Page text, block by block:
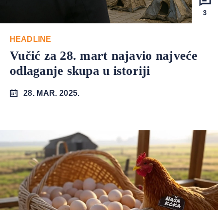
3
HEADLINE
Vučić za 28. mart najavio najveće
odlaganje skupa u istoriji
28. MAR. 2025.